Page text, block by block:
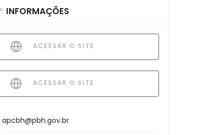
INFORMAÇÕES
ACESSAR O SITE
ACESSAR O SITE
apcbh@pbh.gov.br